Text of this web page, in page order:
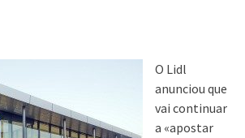
O Lidl
anunciou que
vai continuar
a «apostar